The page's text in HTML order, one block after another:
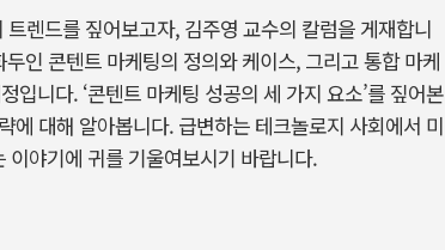
렌드를 짚어보고자, 김주영 교수의 칼럼을 게재합니
인 콘텐트 마케팅의 정의와 케이스, 그리고 통합 마케
니다. ‘콘텐트 마케팅 성공의 세 가지 요소’를 짚어본
에 대해 알아봅니다. 급변하는 테크놀로지 사회에서 미
야기에 귀를 기울여보시기 바랍니다.